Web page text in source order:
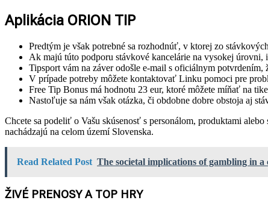
Aplikácia ORION TIP
Predtým je však potrebné sa rozhodnúť, v ktorej zo
Ak majú túto podporu stávkové kancelárie na vysokej úrovni,
Tipsport vám na záver odošle e-mail s oficiálnym
V prípade potreby môžete kontaktovať Linku pomoci pre
Free Tip Bonus má hodnotu 23 eur, ktoré môžete míňať na
Nastoľuje sa nám však otázka, či obdobne dobre obstoja aj
Chcete sa podeliť o Vašu skúsenosť s personálom, produktami
nachádzajú na celom území Slovenska.
Read Related Post The societal implications of gambling in a
ŽIVÉ PRENOSY A TOP HRY